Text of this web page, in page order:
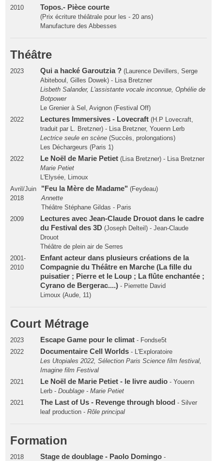
2010 Topos.- Pièce courte
(Prix écriture théâtrale pour les - 20 ans)
Manufacture des Abbesses
Théâtre
2023 Qui a hacké Garoutzia ? (Laurence Devillers, Serge
Abiteboul, Gilles Dowek) - Lisa Bretzner
Lisbeth Salander, L'assistante vocale inconnue, Ophélie de
Botpower
Le Grenier à Sel, Avignon (Festival Off)
2022
Lectures Immersives - Lovecraft(H.P Lovecraft,
traduit par L. Bretzner) - Lisa Bretzner, Youenn Lerb
Lectrice seule en scène(Succès, prolongations)
Les Déchargeurs (Paris 1)
2022
Le Noël de Marie Petiet(Lisa Bretzner) - Lisa Bretzner
Marie Petiet
L'Elysée, Limoux
Avril/Juin
2018
"Feu la Mère de Madame" (Feydeau)
Annette
Théâtre Stéphane Gildas - Paris
2009
Lectures avec Jean-Claude Drouot dans le cadre
du Festival des 3D(Joseph Delteil) - Jean-Claude
Drouot
Théâtre de plein air de Serres
2001-
2010
Enfant acteur dans plusieurs créations de la
Compagnie du Théâtre en Marche (La fille du
puisatier ; Pierre et le Loup ; La flûte enchantée ;
Cyrano de Bergerac....) - Pierrette David
Limoux (Aude, 11)
Court Métrage
2023 Escape Game pour le climat- Fondse5t
2022
Documentaire Cell Worlds - L'Exploratoire
Les Utopiales 2022, Sélection Paris Science film festival,
Imagine film Festival
2021
Le Noël de Marie Petiet - le livre audio- Youenn
Lerb - Doublage - Marie Petiet
2021
The Last of Us - Revenge through blood - Silver
leaf production - Rôle principal
Formation
2018 Stage de doublage - Paolo Domingo-